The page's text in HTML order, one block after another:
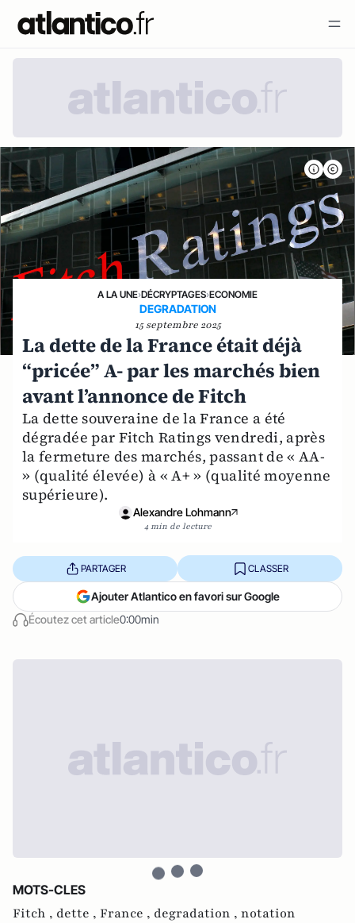
A LA UNE›DÉCRYPTAGES›ECONOMIE
DEGRADATION
15 septembre 2025
La dette de la France était déjà
“pricée” A- par les marchés bien
avant l’annonce de Fitch
La dette souveraine de la France a été
dégradée par Fitch Ratings vendredi, après
la fermeture des marchés, passant de « AA-
» (qualité élevée) à « A+ » (qualité moyenne
supérieure).
Alexandre Lohmann
4 min de lecture
Écoutez cet article0:00min
PARTAGER CLASSER
Ajouter Atlantico en favori sur Google
MOTS-CLES
Fitch , dette , France , degradation , notation